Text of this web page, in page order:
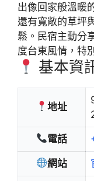
出像回家般溫暖
還有寬敞的草坪
鬆。民宿主動分
度台東風情，特
基本資
地址
電話
網站